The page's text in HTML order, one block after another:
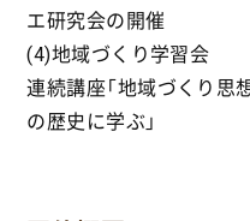
エ研究会の開催
(4)地域づくり学習会
連続講座「地域づくり思
の歴史に学ぶ」